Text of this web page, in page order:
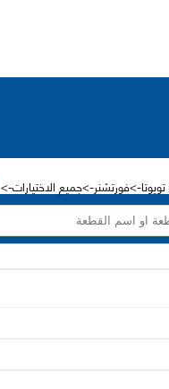
تويوتا->فورتشنر->جميع الاختيارات->